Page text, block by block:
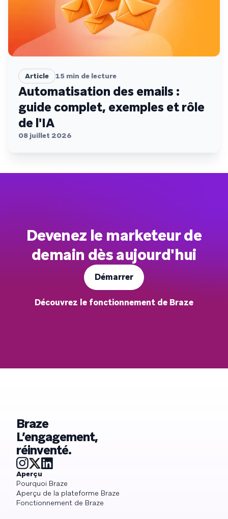
Article 15 min de lecture
Automatisation des emails :
guide complet, exemples et rôle
de l'IA
08 juillet 2026
Devenez le marketeur de
demain dès aujourd'hui
Démarrer
Découvrez le fonctionnement de Braze
Braze
L’engagement,
réinventé.
Aperçu
Pourquoi Braze
Aperçu de la plateforme Braze
Fonctionnement de Braze